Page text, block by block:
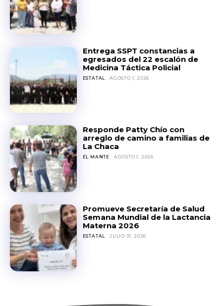
Entrega SSPT constancias a
egresados del 22 escalón de
Medicina Táctica Policial
ESTATAL AGOSTO 1, 2026
Responde Patty Chío con
arreglo de camino a familias de
La Chaca
EL MANTE AGOSTO 1, 2026
Promueve Secretaría de Salud
Semana Mundial de la Lactancia
Materna 2026
ESTATAL JULIO 31, 2026